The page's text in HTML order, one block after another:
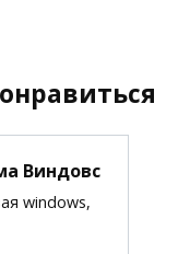
Виндовс
windows,